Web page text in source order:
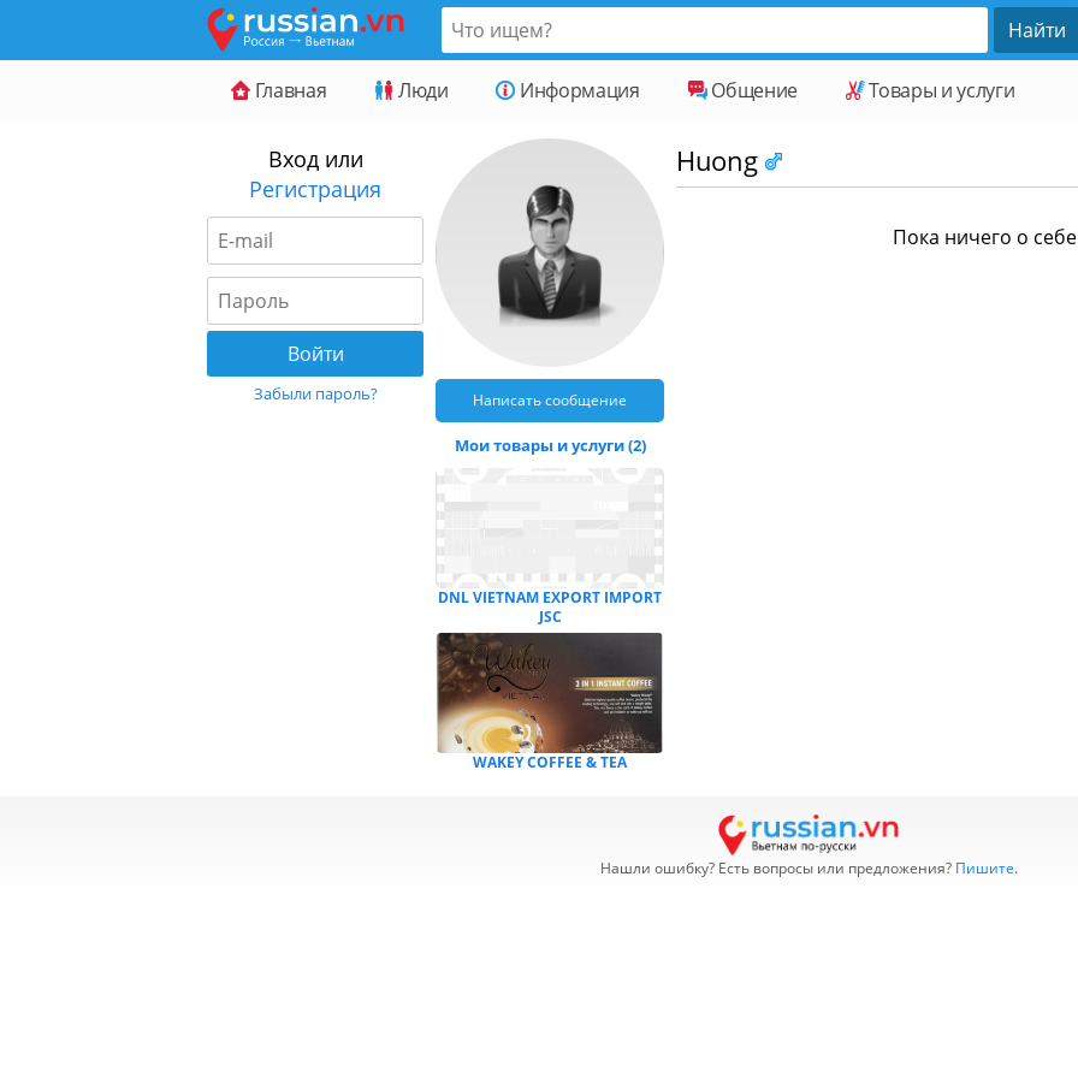
Главная Люди Информация Общение Товары и услуги
Вход или
Регистрация
Забыли пароль? Написать сообщение
Мои товары и услуги (2)
DNL VIETNAM EXPORT IMPORT
JSC
WAKEY COFFEE & TEA
Huong
Пока ничего о
Нашли ошибку? Есть вопросы или предложения? Пишите.